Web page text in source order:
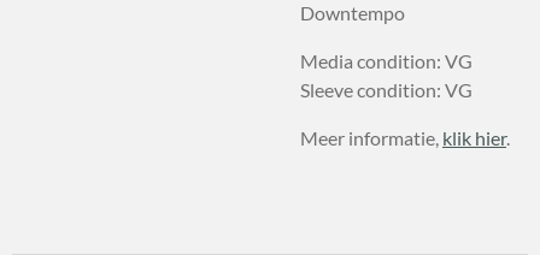
Downtempo
Media condition: VG
Sleeve condition: VG
Meer informatie, klik hier.